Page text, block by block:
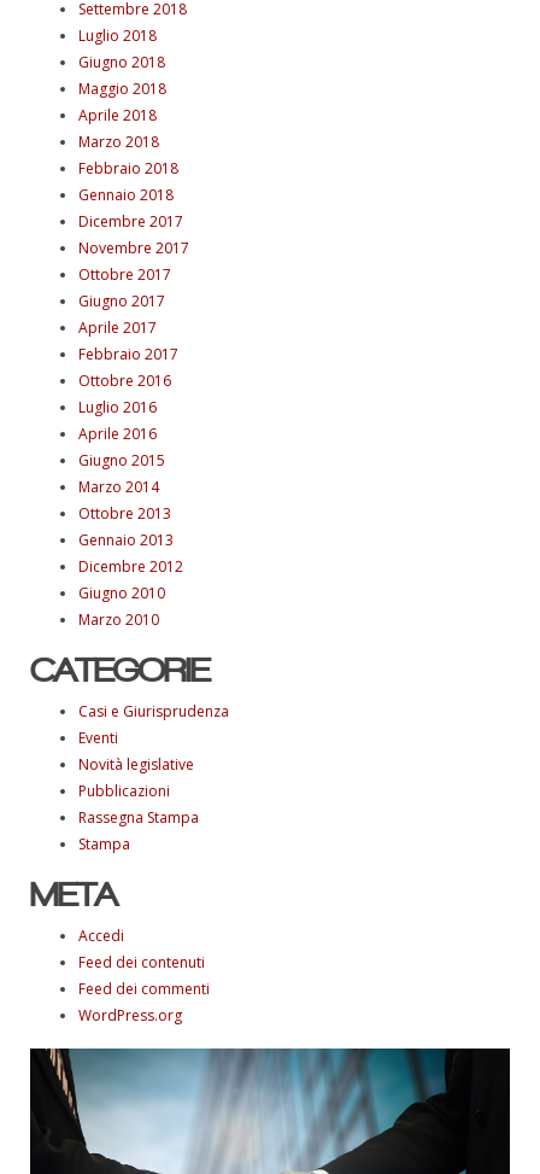
Settembre 2018
Luglio 2018
Giugno 2018
Maggio 2018
Aprile 2018
Marzo 2018
Febbraio 2018
Gennaio 2018
Dicembre 2017
Novembre 2017
Ottobre 2017
Giugno 2017
Aprile 2017
Febbraio 2017
Ottobre 2016
Luglio 2016
Aprile 2016
Giugno 2015
Marzo 2014
Ottobre 2013
Gennaio 2013
Dicembre 2012
Giugno 2010
Marzo 2010
CATEGORIE
Casi e Giurisprudenza
Eventi
Novità legislative
Pubblicazioni
Rassegna Stampa
Stampa
META
Accedi
Feed dei contenuti
Feed dei commenti
WordPress.org